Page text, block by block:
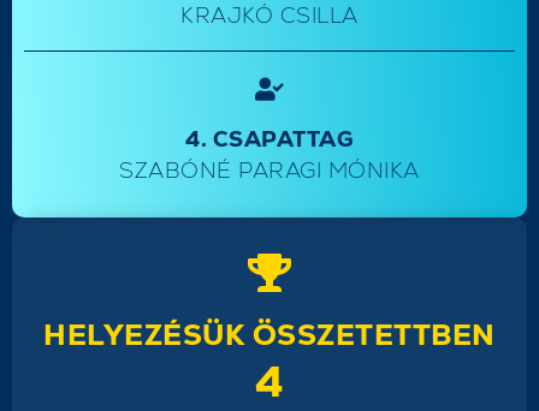
KRAJKÓ CSILLA
4. CSAPATTAG
SZABÓNÉ PARAGI MÓNIKA
HELYEZÉSÜK ÖSSZETETTBEN
4